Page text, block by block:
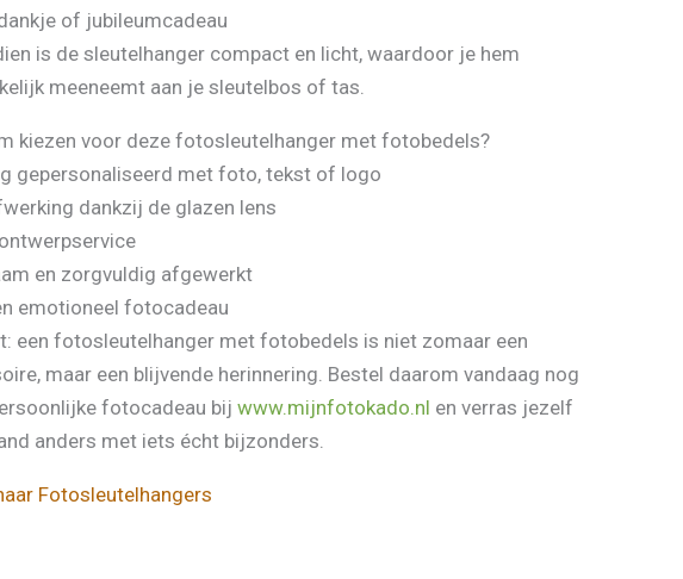
of jubileumcadeau
is de sleutelhanger compact en licht, waardoor je hem
meeneemt aan je sleutelbos of tas.
kiezen voor deze fotosleutelhanger met fotobedels?
gepersonaliseerd met foto, tekst of logo
dankzij de glazen lens
en zorgvuldig afgewerkt
emotioneel fotocadeau
een fotosleutelhanger met fotobedels is niet zomaar een
maar een blijvende herinnering. Bestel daarom vandaag nog
fotocadeau bijwww.mijnfotokado.nl en verras jezelf
anders met iets écht bijzonders.
Fotosleutelhangers